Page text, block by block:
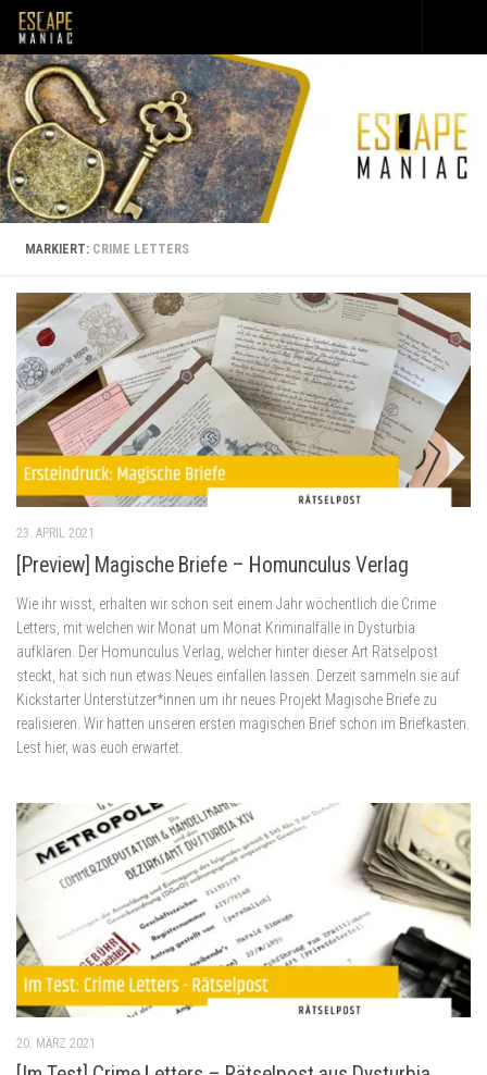
Unter dem Inhalt
MARKIERT: CRIME LETTERS
23. APRIL 2021
[Preview] Magische Briefe – Homunculus Verlag
Wie ihr wisst, erhalten wir schon seit einem Jahr wöchentlich die Crime
Letters, mit welchen wir Monat um Monat Kriminalfälle in Dysturbia
aufklären. Der Homunculus Verlag, welcher hinter dieser Art Rätselpost
steckt, hat sich nun etwas Neues einfallen lassen. Derzeit sammeln sie auf
Kickstarter Unterstützer*innen um ihr neues Projekt Magische Briefe zu
realisieren. Wir hatten unseren ersten magischen Brief schon im Briefkasten.
Lest hier, was euch erwartet.
20. MÄRZ 2021